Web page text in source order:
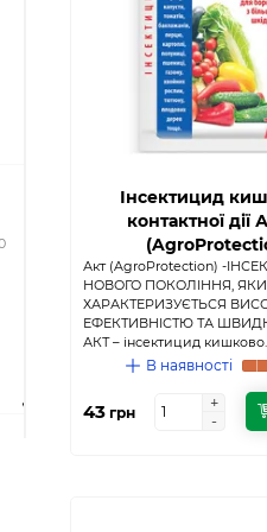
Інсектицид
контактної дії
Акт (AgroProtection) -
НОВОГО ПОКОЛІННЯ,
ХАРАКТЕРИЗУЄТЬСЯ
ЕФЕКТИВНІСТЮ ТА
АКТ – інсектицид
В наявності
43грн
+
-
+
-